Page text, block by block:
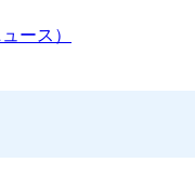
ース）